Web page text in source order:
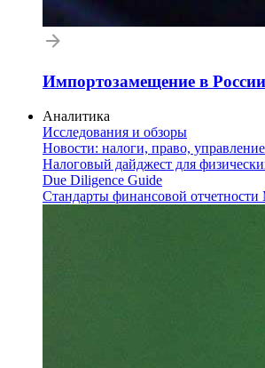
Импортозамещение в
Аналитика
Исследования и обзоры
Новости: налоги, право,
Налоговый дайджест для
Due Diligence Guide
Стандарты финансовой